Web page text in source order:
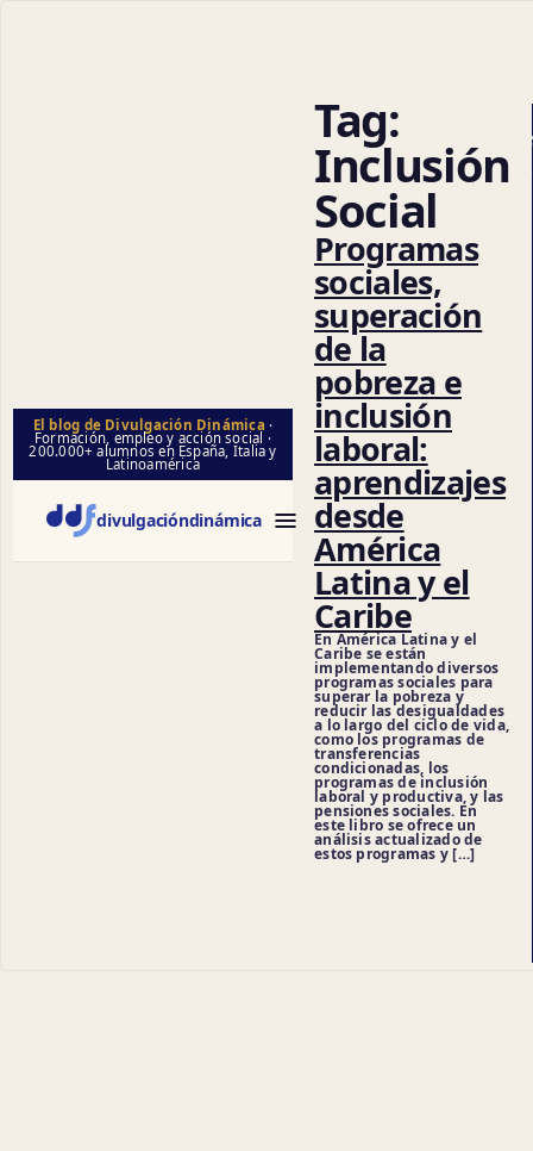
El blog de Divulgación Dinámica ·
Formación, empleo y acción social ·
200.000+ alumnos en España, Italia y
Latinoamérica
divulgacióndinámica
Tag:
Inclusión
Social
Programas
sociales,
superación
de la
pobreza e
inclusión
laboral:
aprendizajes
desde
América
Latina y el
Caribe
En América Latina y el
Caribe se están
implementando diversos
programas sociales para
superar la pobreza y
reducir las desigualdades
a lo largo del ciclo de vida,
como los programas de
transferencias
condicionadas, los
programas de inclusión
laboral y productiva, y las
pensiones sociales. En
este libro se ofrece un
análisis actualizado de
estos programas y […]